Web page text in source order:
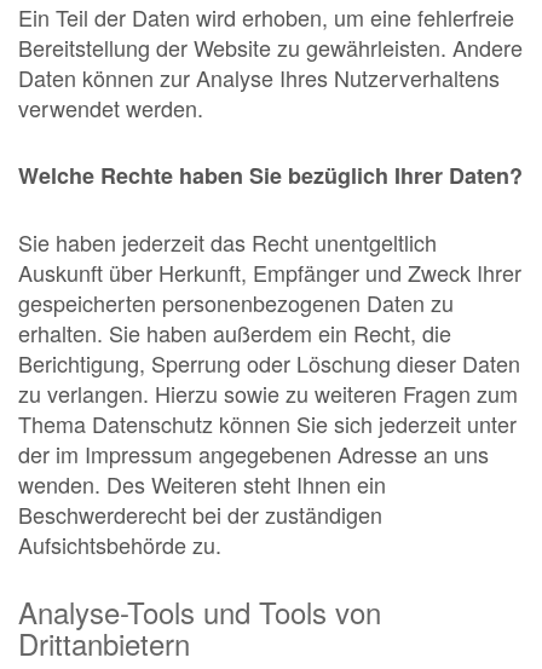
Ein Teil der Daten wird erhoben, um eine fehlerfreie
Bereitstellung der Website zu gewährleisten. Andere
Daten können zur Analyse Ihres Nutzerverhaltens
verwendet werden.
Welche Rechte haben Sie bezüglich Ihrer Daten?
Sie haben jederzeit das Recht unentgeltlich
Auskunft über Herkunft, Empfänger und Zweck Ihrer
gespeicherten personenbezogenen Daten zu
erhalten. Sie haben außerdem ein Recht, die
Berichtigung, Sperrung oder Löschung dieser Daten
zu verlangen. Hierzu sowie zu weiteren Fragen zum
Thema Datenschutz können Sie sich jederzeit unter
der im Impressum angegebenen Adresse an uns
wenden. Des Weiteren steht Ihnen ein
Beschwerderecht bei der zuständigen
Aufsichtsbehörde zu.
Analyse-Tools und Tools von
Drittanbietern